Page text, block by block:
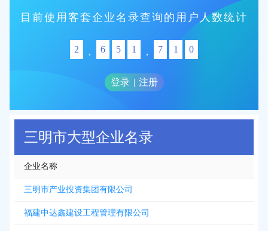
目前使用客套企业名录查询的用户人数统计
2 , 6 5 1 , 7 1 0
登录 | 注册
三明市大型企业名录
企业名称
三明市产业投资集团有限公司
福建中达鑫建设工程管理有限公司